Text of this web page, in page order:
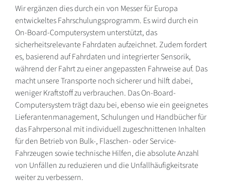
Wir ergänzen dies durch ein von Messer für Europa
entwickeltes Fahrschulungsprogramm. Es wird durch ein
On-Board-Computersystem unterstützt, das
sicherheitsrelevante Fahrdaten aufzeichnet. Zudem fordert
es, basierend auf Fahrdaten und integrierter Sensorik,
während der Fahrt zu einer angepassten Fahrweise auf. Das
macht unsere Transporte noch sicherer und hilft dabei,
weniger Kraftstoff zu verbrauchen. Das On-Board-
Computersystem trägt dazu bei, ebenso wie ein geeignetes
Lieferantenmanagement, Schulungen und Handbücher für
das Fahrpersonal mit individuell zugeschnittenen Inhalten
für den Betrieb von Bulk-, Flaschen- oder Service-
Fahrzeugen sowie technische Hilfen, die absolute Anzahl
von Unfällen zu reduzieren und die Unfallhäufigkeitsrate
weiter zu verbessern.